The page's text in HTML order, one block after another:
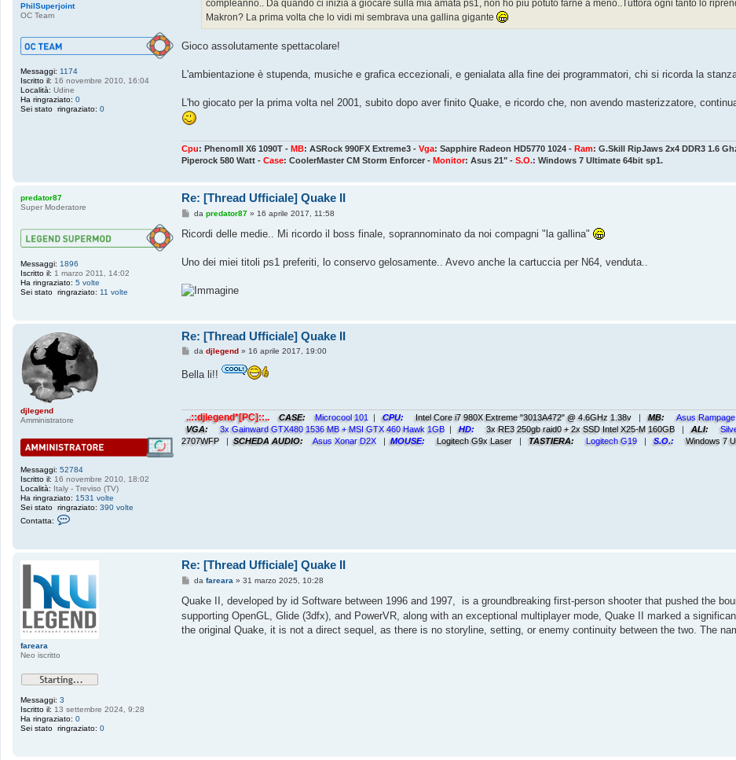
PhilSuperjoint
OC Team
Messaggi: 1174
Iscritto il: 16 novembre 2010, 16:04
Località: Udine
Ha ringraziato: 0
Sei stato ringraziato: 0
compleanno.. Da quando ci inizia a giocare sulla mia amata ps1, non ho più potuto farne a meno..Tuttora ogni tanto lo
Makron? La prima volta che lo vidi mi sembrava una gallina gigante
Gioco assolutamente spettacolare!
L'ambientazione è stupenda, musiche e grafica eccezionali, e genialata alla fine dei programmatori, chi si ricorda la
L'ho giocato per la prima volta nel 2001, subito dopo aver finito Quake, e ricordo che, non avendo masterizzatore,
Cpu: PhenomII X6 1090T - MB: ASRock 990FX Extreme3 - Vga: Sapphire Radeon HD5770 1024 - Ram: G.Skill RipJaws 2x4 DDR3 1.6
Piperock 580 Watt - Case: CoolerMaster CM Storm Enforcer - Monitor: Asus 21" - S.O.: Windows 7 Ultimate 64bit sp1.
predator87
Super Moderatore
Messaggi: 1896
Iscritto il: 1 marzo 2011, 14:02
Ha ringraziato: 5 volte
Sei stato ringraziato: 11 volte
Re: [Thread Ufficiale] Quake II
M
s
g
o
da predator87» 16 aprile 2017, 11:58
Ricordi delle medie.. Mi ricordo il boss finale, soprannominato da noi compagni "la gallina"
Uno dei miei titoli ps1 preferiti, lo conservo gelosamente.. Avevo anche la cartuccia per N64, venduta..
djlegend
Amministratore
Messaggi: 52784
Iscritto il: 16 novembre 2010, 18:02
Località: Italy - Treviso (TV)
Ha ringraziato: 1531 volte
Sei stato ringraziato: 390 volte
Contatta:
t
a
d
j
l
e
g
Re: [Thread Ufficiale] Quake II
M
s
s
i
o
da djlegend» 16 aprile 2017, 19:00
Bella li!!
..::djlegend*[PC]::.. CASE: Microcool 101 | CPU: Intel Core i7 980X Extreme "3013A472" @ 4.6GHz 1.38v | MB: Asus
VGA:
3x Gainward GTX480 1536 MB + MSI GTX 460 Hawk 1GB | HD: 3x RE3 250gb raid0 + 2x SSD Intel X25-M 160GB | ALI:
2707WFP
| SCHEDA AUDIO: Asus Xonar D2X | MOUSE: Logitech G9x Laser | TASTIERA: Logitech G19 | S.O.: Windows 7
fareara
Neo iscritto
Messaggi: 3
Iscritto il: 13 settembre 2024, 9:28
Ha ringraziato: 0
Sei stato ringraziato: 0
Re: [Thread Ufficiale] Quake II
M
s
a
g
g
da fareara » 31 marzo 2025, 10:28
Quake II, developed by id Software between 1996 and 1997,
is a groundbreaking first-person shooter that pushed the
supporting OpenGL, Glide (3dfx), and PowerVR, along with an exceptional multiplayer mode, Quake II marked a
the original Quake, it is not a direct sequel, as there is no storyline, setting, or enemy continuity between the two. The